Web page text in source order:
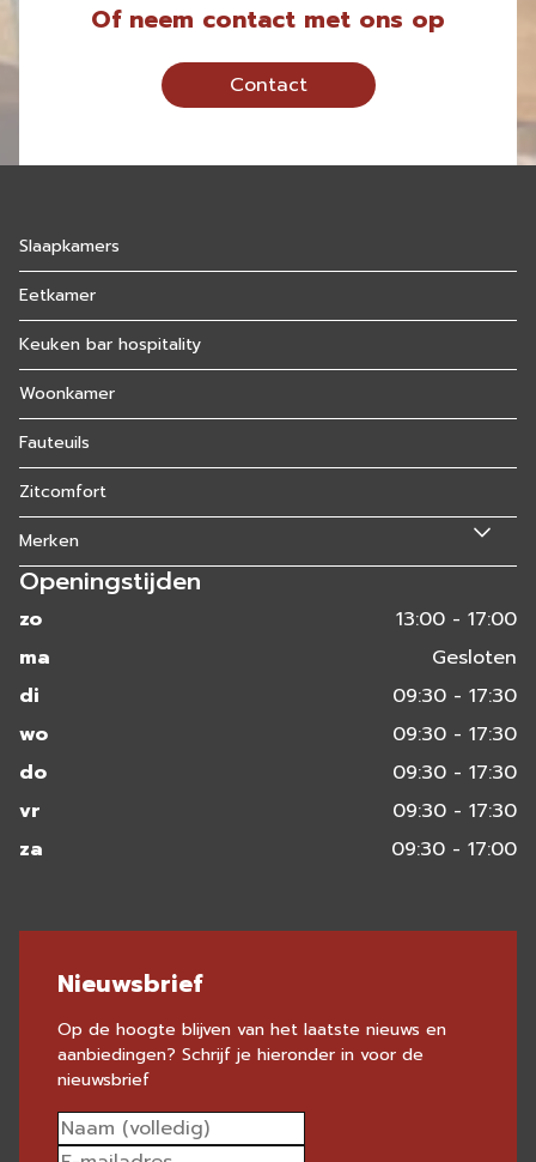
Of neem contact met ons op
Contact
Slaapkamers
Eetkamer
Keuken bar hospitality
Woonkamer
Fauteuils
Zitcomfort
Merken
Openingstijden
zo
13:00 - 17:00
ma
Gesloten
di
09:30 - 17:30
wo
09:30 - 17:30
do
09:30 - 17:30
vr
09:30 - 17:30
za
09:30 - 17:00
Nieuwsbrief
Op de hoogte blijven van het laatste nieuws en
aanbiedingen? Schrijf je hieronder in voor de
nieuwsbrief